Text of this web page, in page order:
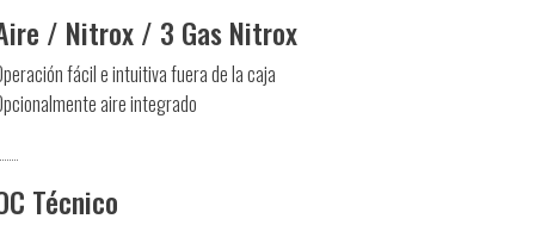
/ Nitrox / 3 Gas Nitrox
fácil e intuitiva fuera de la caja
aire integrado
Técnico